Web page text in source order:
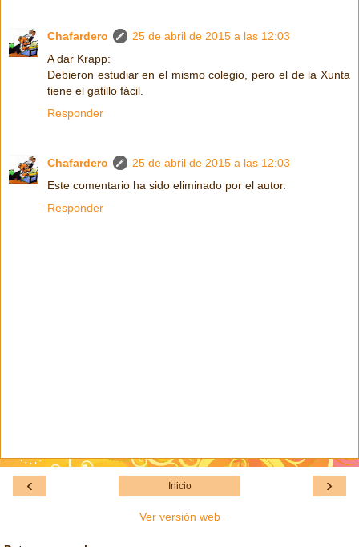
Chafardero
25 de abril de 2015 a las 12:03
A dar Krapp:
Debieron estudiar en el mismo colegio, pero el de la Xunta
tiene el gatillo fácil.
Responder
Chafardero
25 de abril de 2015 a las 12:03
Este comentario ha sido eliminado por el autor.
Responder
‹ ›
Inicio
Ver versión web